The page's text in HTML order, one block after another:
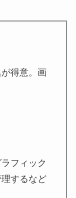
得意。画
フィック
するなど